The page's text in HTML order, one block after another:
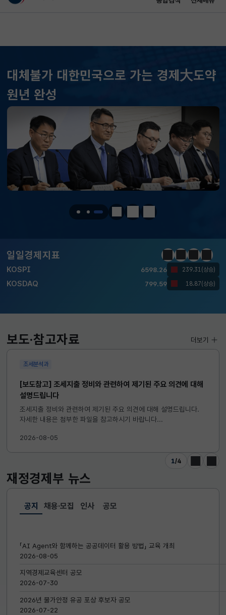
대체불가 대한민국으로 가는 경제大도약
원년 완성
정지 이전 다음
일일경제지표
KOSPI 6598.26 239.31(상승)
KOSDAQ
국고채(3년) 3.669 0.071(하락)
달러-원 1426.2000 0.6000(하락)
KOSPI 6598.26 239.31(상승)
KOSDAQ 799.59 18.87(상승)
KOSPI 6598.26 239.31(상승)
KOSDAQ 799.59 18.87(상승)
국고채(3년)
정지이전다음일일경
보도·참고자료
조세분석과
[보도참고] 조세지출 정비와 관련하여 제기된 주요 의견에 대해
설명드립니다
조세지출 정비와 관련하여 제기된 주요 의견에 대해 설명드립니다.
자세한 내용은 첨부한 파일을 참고하시기 바랍니다...
2026-08-05
1/4
이전 다음
더보기
재정경제부 뉴스
공지
선택됨
공지
「AI Agent와 함께하는 공공데이터 활용 방법」 교육 개최
2026-08-05
지역경제교육센터 공모
2026-07-30
2026년 물가안정 유공 포상 후보자 공모
2026-07-22
채용·모집 인사 공모